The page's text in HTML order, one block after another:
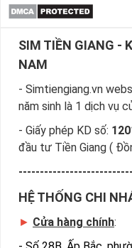
SIM TIỀN GIANG -
NAM
- Simtiengiang.vn
năm sinh là 1 dịch vụ
- Giấy phép KD số:
đầu tư Tiền Giang (
HỆ THỐNG CHI
► Cửa hàng chính: